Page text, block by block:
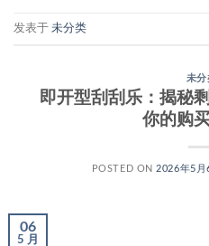
发表于 未分类
未分
即开型刮刮乐：揭秘
你的购
POSTED ON2026年5月
06
5 月